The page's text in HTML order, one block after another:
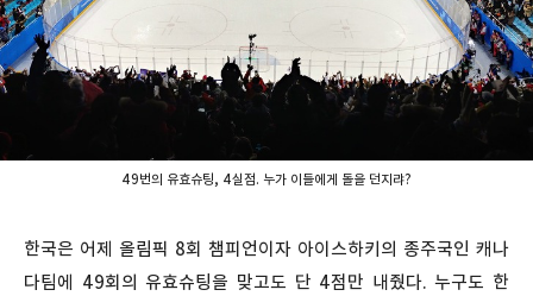
49번의 유효슈팅, 4실점. 누가 이들에게 돌을 던지랴?
한국은 어제 올림픽 8회 챔피언이자 아이스하키의 종주국인 캐나
다팀에 49회의 유효슈팅을 맞고도 단 4점만 내줬다. 누구도 한